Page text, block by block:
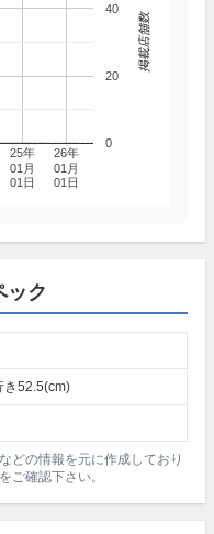
25年
01月
01日
26年
01月
01日
0
20
40
掲載店舗数
ック
き52.5(cm)
どの情報を元に作成しており
をご確認下さい。